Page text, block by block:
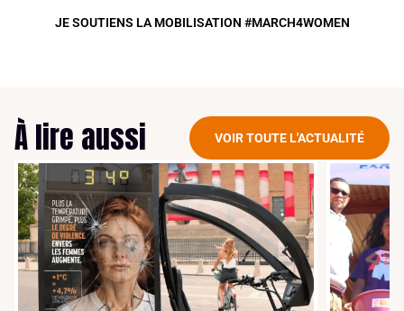
JE SOUTIENS LA MOBILISATION #MARCH4WOMEN
À lire aussi VOIR TOUTE L'ACTUALITÉ